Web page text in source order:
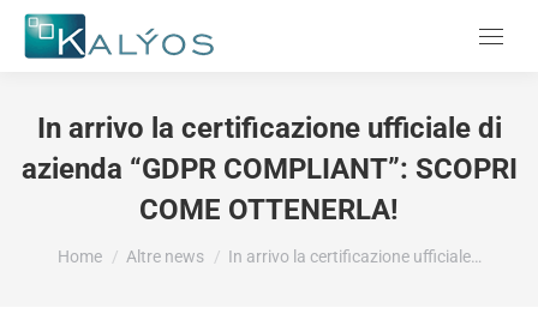
In arrivo la certificazione ufficiale di
azienda “GDPR COMPLIANT”: SCOPRI
COME OTTENERLA!
Tu sei qui:
Home Altre news In arrivo la certificazione ufficiale…